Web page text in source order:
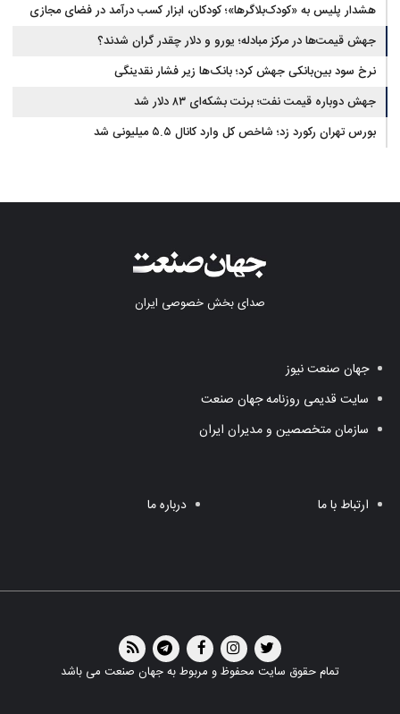
هشدار پلیس به «کودک‌بلاگرها»؛ کودکان، ابزار کسب درآمد در فضای مجازی
نیستند
جهش قیمت‌ها در مرکز مبادله؛ یورو و دلار چقدر گران شدند؟
نرخ سود بین‌بانکی جهش کرد؛ بانک‌ها زیر فشار نقدینگی
جهش دوباره قیمت نفت؛ برنت بشکه‌ای ۸۳ دلار شد
بورس تهران رکورد زد؛ شاخص کل وارد کانال ۵.۵ میلیونی شد
صدای بخش خصوصی ایران
جهان صنعت نیوز
سایت قدیمی روزنامه جهان صنعت
سازمان متخصصین و مدیران ایران
ارتباط با ما درباره ما
تمام حقوق سایت محفوظ و مربوط به جهان صنعت می باشد